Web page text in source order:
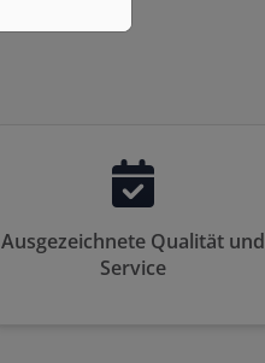
Ausgezeichnete Qualität und
Service